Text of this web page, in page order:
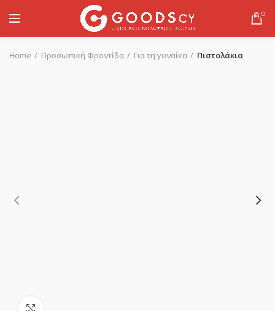
0
Home Προσωπική Φροντίδα Για τη γυναίκα Πιστολάκια